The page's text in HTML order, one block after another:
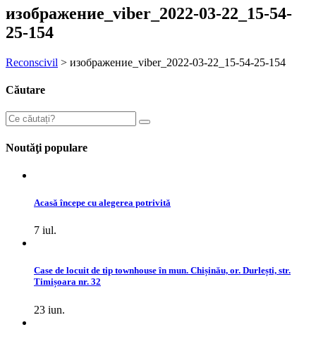
изображение_viber_2022-03-22_15-54-
25-154
Reconscivil > изображение_viber_2022-03-22_15-54-25-154
Căutare
Noutăţi populare
Acasă începe cu alegerea potrivită
7 iul.
Case de locuit de tip townhouse în mun. Chișinău, or. Durlești, str.
Timișoara nr. 32
23 iun.